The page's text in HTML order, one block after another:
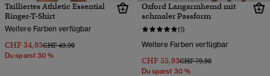
Tailliertes Athletic Essential
Ringer-T-Shirt
Weitere Farben verfügbar
CHF 34,93Preis wurde reduziert von
CHF 49,90bis
Du sparst 30 %
Oxford Langarmhemd mit
schmaler Passform
(1)
Weitere Farben verfügbar
CHF 55,93Preis wurde reduziert von
CHF 79,90bis
Du sparst 30 %